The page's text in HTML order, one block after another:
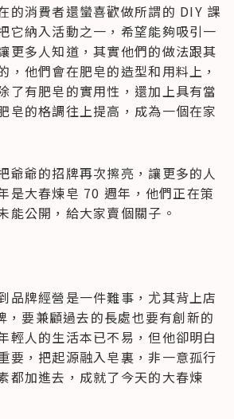
的消費者還蠻喜歡做所謂的 DIY 課
它納入活動之一，希望能夠吸引一
更多人知道，其實他們的做法跟其
，他們會在肥皂的造型和用料上，
了有肥皂的實用性，還加上具有當
皂的格調往上提高，成為一個在家
爺爺的招牌再次擦亮，讓更多的人
是大春煉皂 70 週年，他們正在策
能公開，給大家賣個關子。
品牌經營是一件難事，尤其背上店
，要兼顧過去的長處也要有創新的
輕人的生活本已不易，但他卻明白
要，把起源融入皂裏，非一意孤行
都加進去，成就了今天的大春煉